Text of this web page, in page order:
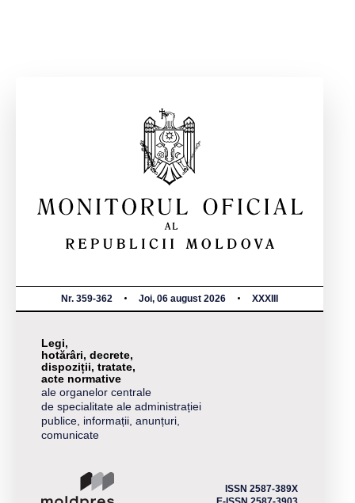
Nr. 359-362 Joi, 06 august 2026 XXXIII
Legi,
hotărâri, decrete,
dispoziții, tratate,
acte normative
ale organelor centrale
de specialitate ale administrației
publice, informații, anunțuri,
comunicate
ISSN 2587-389X